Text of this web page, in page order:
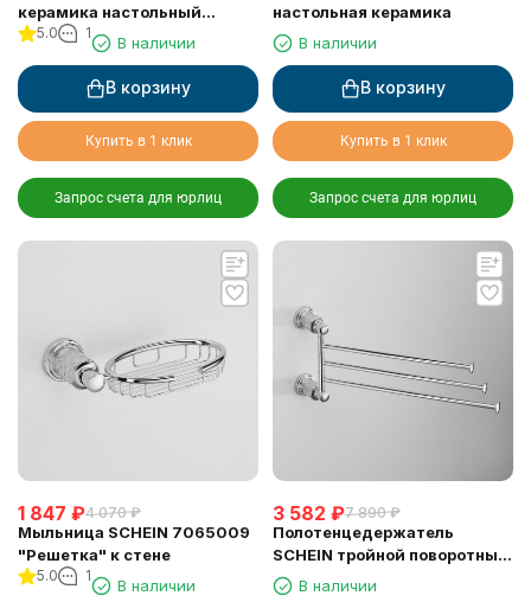
керамика настольный
SCHEIN (7065013)
5.0 1
В наличии
В корзину
Купить в 1 клик
Запрос счета для юрлиц
настольная керамика
В наличии
В корзину
Купить в 1 клик
Запрос счета для юрлиц
1 847 ₽4 070 ₽
Мыльница SCHEIN 7065009
"Решетка" к стене
5.0 1
В наличии
3 582 ₽7 890 ₽
Полотенцедержатель
SCHEIN тройной поворотный
(7065052)
В наличии